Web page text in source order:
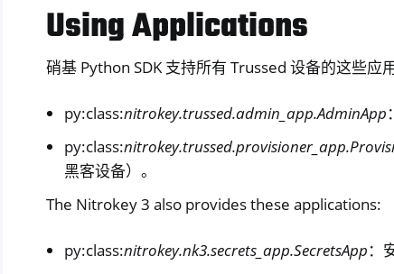
Using Applications
硝基 Python SDK 支持所有 Trussed 设备的这些应用
py:class:nitrokey.trussed.admin_app.AdminApp
py:class:
黑客设备）。
The Nitrokey 3 also provides these applications:
py:class:nitrokey.nk3.secrets_app.SecretsApp：